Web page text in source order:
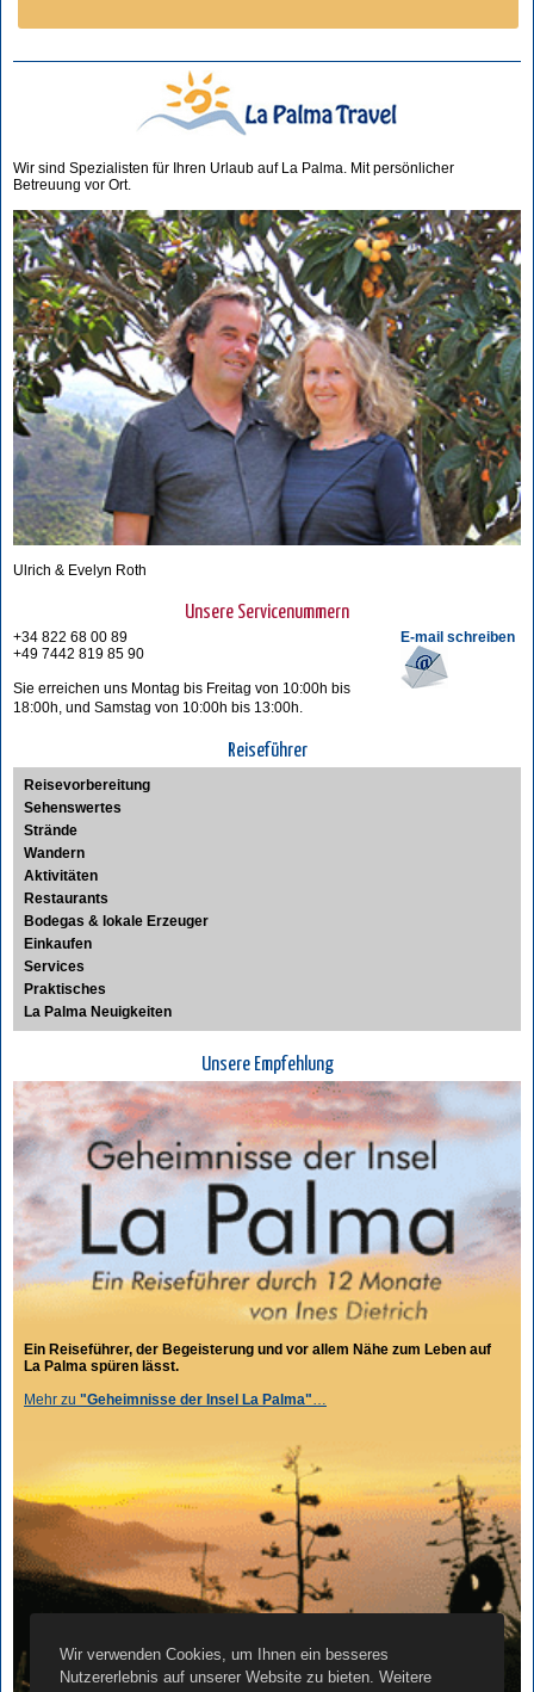
Wir sind Spezialisten für Ihren Urlaub auf La Palma. Mit persönlicher
Betreuung vor Ort.
Ulrich & Evelyn Roth
Unsere Servicenummern
E-mail schreiben
+34 822 68 00 89
+49 7442 819 85 90
Sie erreichen uns Montag bis Freitag von 10:00h bis
18:00h, und Samstag von 10:00h bis 13:00h.
Reiseführer
Reisevorbereitung
Sehenswertes
Strände
Wandern
Aktivitäten
Restaurants
Bodegas & lokale Erzeuger
Einkaufen
Services
Praktisches
La Palma Neuigkeiten
Unsere Empfehlung
Ein Reiseführer, der Begeisterung und vor allem Nähe zum Leben auf
La Palma spüren lässt.
Mehr zu "Geheimnisse der Insel La Palma"…
Wir verwenden Cookies, um Ihnen ein besseres
Nutzererlebnis auf unserer Website zu bieten. Weitere